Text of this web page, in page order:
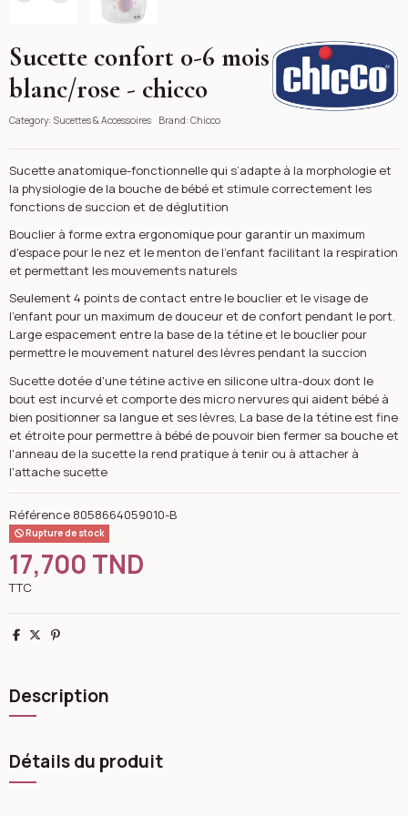
Chicco
Sucette confort 0-6 mois
blanc/rose - chicco
Category: Sucettes & Accessoires Brand: Chicco
Sucette anatomique-fonctionnelle qui s’adapte à la morphologie et
la physiologie de la bouche de bébé et stimule correctement les
fonctions de succion et de déglutition
Bouclier à forme extra ergonomique pour garantir un maximum
d'espace pour le nez et le menton de l'enfant facilitant la respiration
et permettant les mouvements naturels
Seulement 4 points de contact entre le bouclier et le visage de
l'enfant pour un maximum de douceur et de confort pendant le port.
Large espacement entre la base de la tétine et le bouclier pour
permettre le mouvement naturel des lèvres pendant la succion
Sucette dotée d'une tétine active en silicone ultra-doux dont le
bout est incurvé et comporte des micro nervures qui aident bébé à
bien positionner sa langue et ses lèvres, La base de la tétine est fine
et étroite pour permettre à bébé de pouvoir bien fermer sa bouche et
l'anneau de la sucette la rend pratique à tenir ou à attacher à
l'attache sucette
Référence 8058664059010-B
Rupture de stock
17,700 TND
TTC
Partager
TweetPinterest
Description
Détails du produit